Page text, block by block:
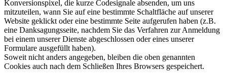
Konversionspixel, die kurze Codesignale absenden, um uns
mitzuteilen, wann Sie auf eine bestimmte Schaltfläche auf unserer
Website geklickt oder eine bestimmte Seite aufgerufen haben (z.B.
eine Danksagungsseite, nachdem Sie das Verfahren zur Anmeldung
bei einem unserer Dienste abgeschlossen oder eines unserer
Formulare ausgefüllt haben).
Soweit nicht anders angegeben, bleiben die oben genannten
Cookies auch nach dem Schließen Ihres Browsers gespeichert.